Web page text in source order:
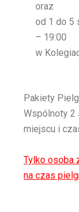
oraz
od 1 do 5
– 19:00
w
Pakiety
Wspólnoty 2
miejscu i
Tylko osoba
na czas